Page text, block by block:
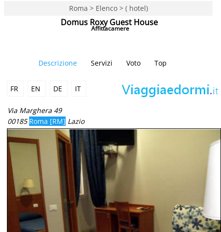
Roma > Elenco > ( hotel)
Domus Roxy Guest House
Affittacamere
Descrizione Servizi Voto Top
FR EN DE IT
Via Marghera 49
00185 Roma [RM] Lazio